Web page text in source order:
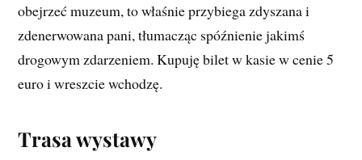
obejrzeć muzeum, to właśnie przybiega zdyszana i
zdenerwowana pani, tłumacząc spóźnienie jakimś
drogowym zdarzeniem. Kupuję bilet w kasie w cenie 5
euro i wreszcie wchodzę.
Trasa wystawy